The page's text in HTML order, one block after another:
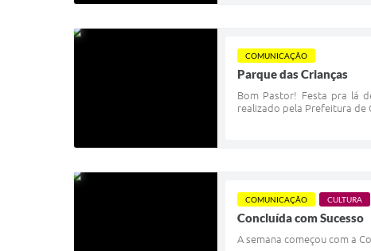
COMUNICAÇÃO
Parque das Crianças
Bom Pastor! Festa pra lá
realizado pela Prefeitura de
COMUNICAÇÃO CULTURA
Concluída com Sucesso
A semana começou com a